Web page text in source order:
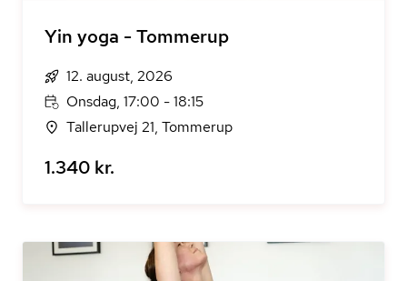
Yin yoga - Tommerup
12. august, 2026
Onsdag, 17:00 - 18:15
Tallerupvej 21, Tommerup
1.340 kr.